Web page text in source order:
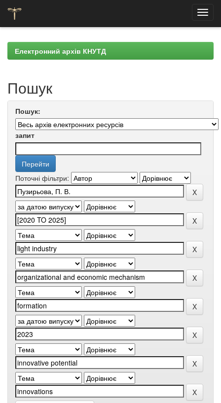
navigationЕлектронний архів КНУТД
Пошук
Пошук:
запит
Поточні фільтри: